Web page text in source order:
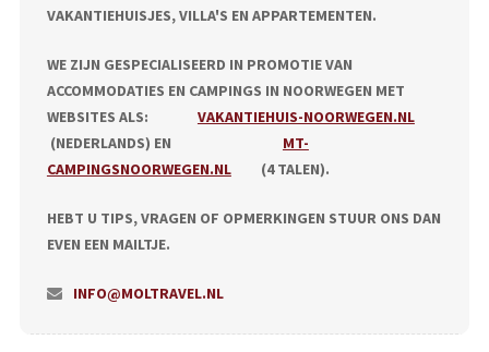
VAKANTIEHUISJES, VILLA'S EN APPARTEMENTEN.
WE ZIJN GESPECIALISEERD IN PROMOTIE VAN
ACCOMMODATIES EN CAMPINGS IN NOORWEGEN MET
WEBSITES ALS: VAKANTIEHUIS-NOORWEGEN.NL
(NEDERLANDS) EN MT-
CAMPINGSNOORWEGEN.NL(4 TALEN).
HEBT U TIPS, VRAGEN OF OPMERKINGEN STUUR ONS DAN
EVEN EEN MAILTJE.
INFO@MOLTRAVEL.NL